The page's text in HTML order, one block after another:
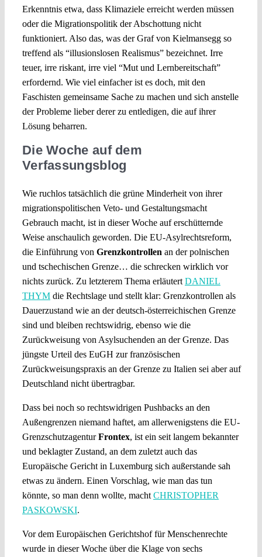
Erkenntnis etwa, dass Klimaziele erreicht werden müssen
oder die Migrationspolitik der Abschottung nicht
funktioniert. Also das, was der Graf von Kielmansegg so
treffend als “illusionslosen Realismus” bezeichnet. Irre
teuer, irre riskant, irre viel “Mut und Lernbereitschaft”
erfordernd. Wie viel einfacher ist es doch, mit den
Faschisten gemeinsame Sache zu machen und sich anstelle
der Probleme lieber derer zu entledigen, die auf ihrer
Lösung beharren.
Die Woche auf dem
Verfassungsblog
Wie ruchlos tatsächlich die grüne Minderheit von ihrer
migrationspolitischen Veto- und Gestaltungsmacht
Gebrauch macht, ist in dieser Woche auf erschütternde
Weise anschaulich geworden. Die EU-Asylrechtsreform,
die Einführung von Grenzkontrollen an der polnischen
und tschechischen Grenze… die schrecken wirklich vor
nichts zurück. Zu letzterem Thema erläutert DANIEL
THYMdie Rechtslage und stellt klar: Grenzkontrollen als
Dauerzustand wie an der deutsch-österreichischen Grenze
sind und bleiben rechtswidrig, ebenso wie die
Zurückweisung von Asylsuchenden an der Grenze. Das
jüngste Urteil des EuGH zur französischen
Zurückweisungspraxis an der Grenze zu Italien sei aber auf
Deutschland nicht übertragbar.
Dass bei noch so rechtswidrigen Pushbacks an den
Außengrenzen niemand haftet, am allerwenigstens die EU-
GrenzschutzagenturFrontex, ist ein seit langem bekannter
und beklagter Zustand, an dem zuletzt auch das
Europäische Gericht in Luxemburg sich außerstande sah
etwas zu ändern. Einen Vorschlag, wie man das tun
könnte, so man denn wollte, macht CHRISTOPHER
PASKOWSKI.
Vor dem Europäischen Gerichtshof für Menschenrechte
wurde in dieser Woche über die Klage von sechs